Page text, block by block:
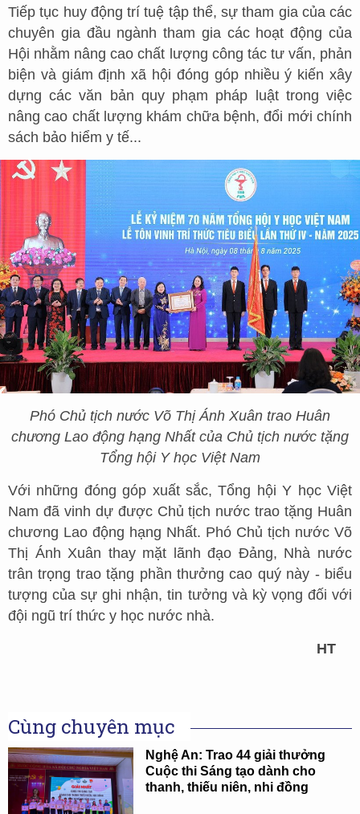
Tiếp tục huy động trí tuệ tập thể, sự tham gia của các
chuyên gia đầu ngành tham gia các hoạt động của
Hội nhằm nâng cao chất lượng công tác tư vấn, phản
biện và giám định xã hội đóng góp nhiều ý kiến xây
dựng các văn bản quy phạm pháp luật trong việc
nâng cao chất lượng khám chữa bệnh, đổi mới chính
sách bảo hiểm y tế...
Phó Chủ tịch nước Võ Thị Ánh Xuân trao Huân
chương Lao động hạng Nhất của Chủ tịch nước tặng
Tổng hội Y học Việt Nam
Với những đóng góp xuất sắc, Tổng hội Y học Việt
Nam đã vinh dự được Chủ tịch nước trao tặng Huân
chương Lao động hạng Nhất. Phó Chủ tịch nước Võ
Thị Ánh Xuân thay mặt lãnh đạo Đảng, Nhà nước
trân trọng trao tặng phần thưởng cao quý này - biểu
tượng của sự ghi nhận, tin tưởng và kỳ vọng đối với
đội ngũ trí thức y học nước nhà.
HT
Cùng chuyên mục
Nghệ An: Trao 44 giải thưởng
Cuộc thi Sáng tạo dành cho
thanh, thiếu niên, nhi đồng